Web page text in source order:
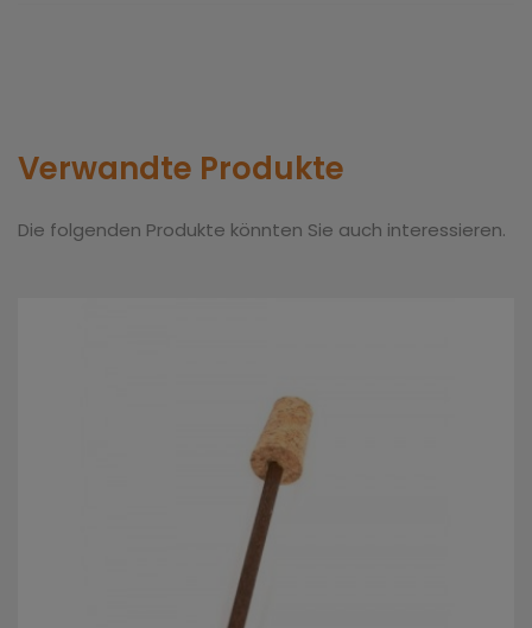
Verwandte Produkte
Die folgenden Produkte könnten Sie auch interessieren.